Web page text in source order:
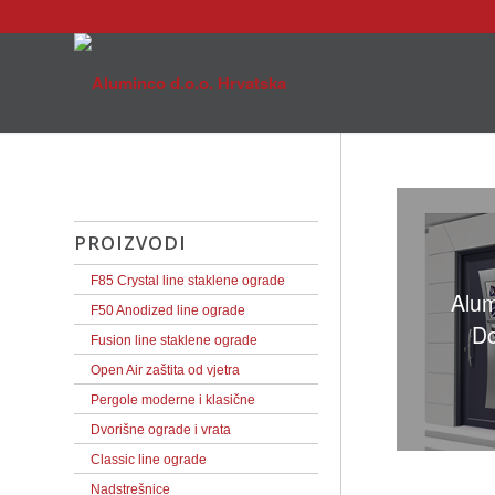
PROIZVODI
F85 Crystal line staklene ograde
F50 Anodized line ograde
Fusion line staklene ograde
Open Air zaštita od vjetra
Pergole moderne i klasične
Dvorišne ograde i vrata
Classic line ograde
Nadstrešnice